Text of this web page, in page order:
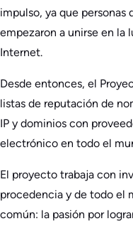
impulso, ya que
empezaron a unirse en la
Internet.
Desde entonces, el
listas de reputación de
IP y dominios con
electrónico en todo el
El proyecto trabaja con
procedencia y de todo el
común: la pasión por